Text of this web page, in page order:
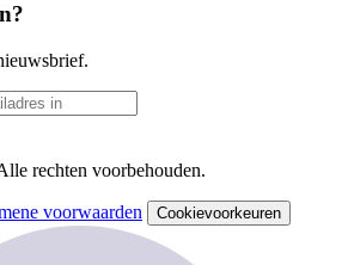
rechten voorbehouden.
voorwaarden Cookievoorkeuren